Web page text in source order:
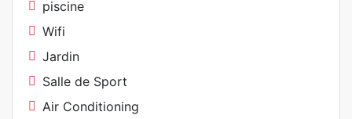
piscine
Wifi
Jardin
Salle de Sport
Air Conditioning